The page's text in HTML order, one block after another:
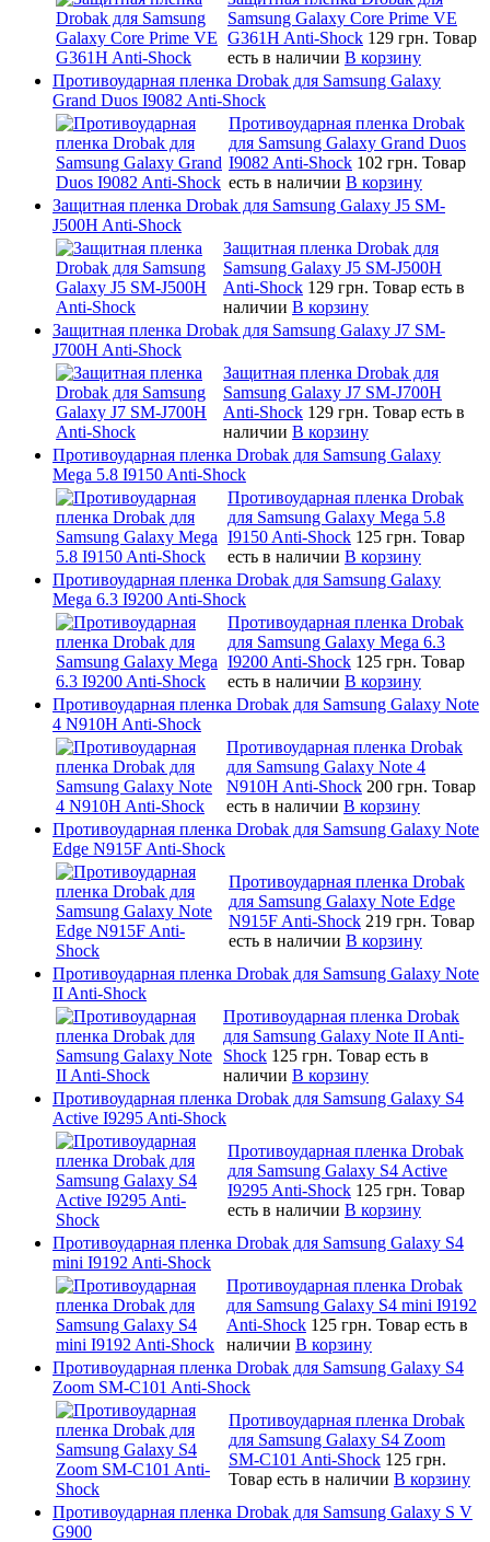
Samsung Galaxy Core Prime VE
G361H Anti-Shock 129 грн. Товар
есть в наличии В корзину
Противоударная пленка Drobak для Samsung Galaxy
Grand Duos I9082 Anti-Shock
Противоударная пленка Drobak
для Samsung Galaxy Grand Duos
I9082 Anti-Shock 102 грн. Товар
есть в наличии В корзину
Защитная пленка Drobak для Samsung Galaxy J5 SM-
J500H Anti-Shock
Защитная пленка Drobak для
Samsung Galaxy J5 SM-J500H
Anti-Shock 129 грн. Товар есть в
наличии В корзину
Защитная пленка Drobak для Samsung Galaxy J7 SM-
J700H Anti-Shock
Защитная пленка Drobak для
Samsung Galaxy J7 SM-J700H
Anti-Shock 129 грн. Товар есть в
наличии В корзину
Противоударная пленка Drobak для Samsung Galaxy
Mega 5.8 I9150 Anti-Shock
Противоударная пленка Drobak
для Samsung Galaxy Mega 5.8
I9150 Anti-Shock 125 грн. Товар
есть в наличии В корзину
Противоударная пленка Drobak для Samsung Galaxy
Mega 6.3 I9200 Anti-Shock
Противоударная пленка Drobak
для Samsung Galaxy Mega 6.3
I9200 Anti-Shock 125 грн. Товар
есть в наличии В корзину
Противоударная пленка Drobak для Samsung Galaxy Note
4 N910H Anti-Shock
Противоударная пленка Drobak
для Samsung Galaxy Note 4
N910H Anti-Shock 200 грн. Товар
есть в наличии В корзину
Противоударная пленка Drobak для Samsung Galaxy Note
Edge N915F Anti-Shock
Противоударная пленка Drobak
для Samsung Galaxy Note Edge
N915F Anti-Shock 219 грн. Товар
есть в наличии В корзину
Противоударная пленка Drobak для Samsung Galaxy Note
II Anti-Shock
Противоударная пленка Drobak
для Samsung Galaxy Note II Anti-
Shock 125 грн. Товар есть в
наличии В корзину
Противоударная пленка Drobak для Samsung Galaxy S4
Active I9295 Anti-Shock
Противоударная пленка Drobak
для Samsung Galaxy S4 Active
I9295 Anti-Shock 125 грн. Товар
есть в наличии В корзину
Противоударная пленка Drobak для Samsung Galaxy S4
mini I9192 Anti-Shock
Противоударная пленка Drobak
для Samsung Galaxy S4 mini I9192
Anti-Shock 125 грн. Товар есть в
наличии В корзину
Противоударная пленка Drobak для Samsung Galaxy S4
Zoom SM-C101 Anti-Shock
Противоударная пленка Drobak
для Samsung Galaxy S4 Zoom
SM-C101 Anti-Shock 125 грн.
Товар есть в наличии В корзину
Противоударная пленка Drobak для Samsung Galaxy S V
G900